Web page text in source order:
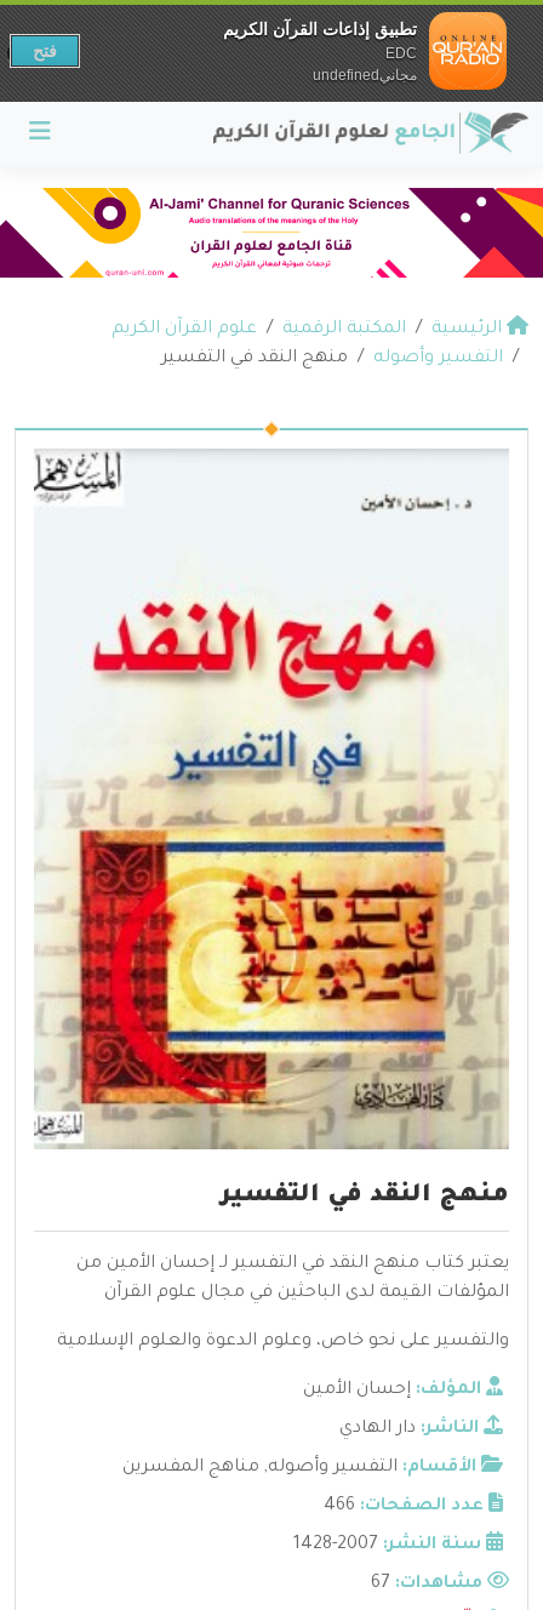
الرئيسية المكتبة الرقمية
علوم القرآن الكريم
التفسير وأصوله
منهج النقد في التفسير
منهج النقد في التفسير
يعتبر كتاب منهج النقد في التفسير لـ إحسان الأمين من
المؤلفات القيمة لدى الباحثين في مجال علوم القرآن
والتفسير على نحو خاص، وعلوم الدعوة والعلوم الإسلامية
المؤلف: إحسان الأمين
الناشر: دار الهادي
الأقسام: التفسير وأصوله, مناهج المفسرين
عدد الصفحات: 466
سنة النشر: 2007-1428
مشاهدات:
تطبيق إذاعات القرآن الكريم
EDC
مجانيundefined
فتح